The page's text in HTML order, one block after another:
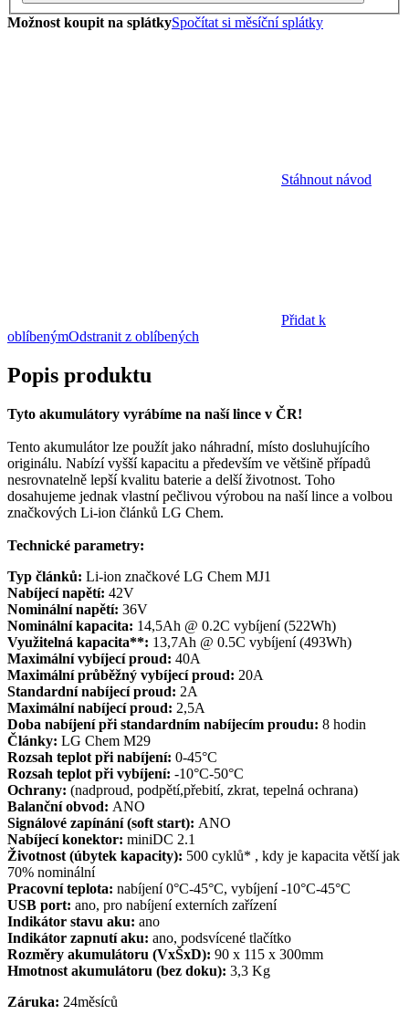
Možnost koupit na splátkySpočítat si měsíční splátky
Stáhnout návod
Přidat k
oblíbenýmOdstranit z oblíbených
Popis produktu
Tyto akumulátory vyrábíme na naší lince v ČR!
Tento akumulátor lze použít jako náhradní, místo dosluhujícího
originálu. Nabízí vyšší kapacitu a především ve většině případů
nesrovnatelně lepší kvalitu baterie a delší životnost. Toho
dosahujeme jednak vlastní pečlivou výrobou na naší lince a volbou
značkových Li-ion článků LG Chem.
Technické parametry:
Typ článků: Li-ion značkové LG Chem MJ1
Nabíjecí napětí: 42V
Nominální napětí: 36V
Nominální kapacita: 14,5Ah @ 0.2C vybíjení (522Wh)
Využitelná kapacita**: 13,7Ah @ 0.5C vybíjení (493Wh)
Maximální vybíjecí proud: 40A
Maximální průběžný vybíjecí proud: 20A
Standardní nabíjecí proud: 2A
Maximální nabíjecí proud: 2,5A
Doba nabíjení při standardním nabíjecím proudu: 8 hodin
Články: LG Chem M29
Rozsah teplot při nabíjení: 0-45°C
Rozsah teplot při vybíjení: -10°C-50°C
Ochrany: (nadproud, podpětí,přebití, zkrat, tepelná ochrana)
Balanční obvod: ANO
Signálové zapínání (soft start): ANO
Nabíjecí konektor: miniDC 2.1
Životnost (úbytek kapacity): 500 cyklů* , kdy je kapacita větší jak
70% nominální
Pracovní teplota: nabíjení 0°C-45°C, vybíjení -10°C-45°C
USB port: ano, pro nabíjení externích zařízení
Indikátor stavu aku: ano
Indikátor zapnutí aku: ano, podsvícené tlačítko
Rozměry akumulátoru (VxŠxD): 90 x 115 x 300mm
Hmotnost akumulátoru (bez doku): 3,3 Kg
Záruka: 24měsíců